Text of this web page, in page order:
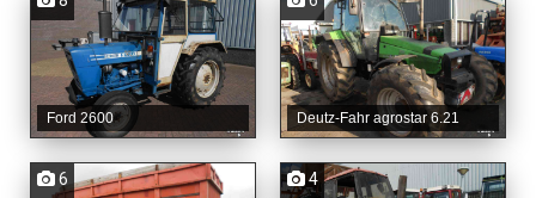
Ford 2600 Deutz-Fahr agrostar 6.21
6 4